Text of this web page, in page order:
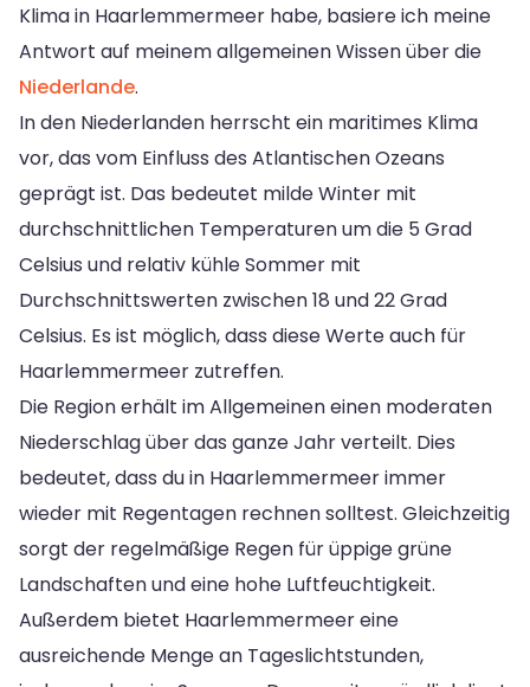
Klima in Haarlemmermeer habe, basiere ich meine
Antwort auf meinem allgemeinen Wissen über die
Niederlande.
In den Niederlanden herrscht ein maritimes Klima
vor, das vom Einfluss des Atlantischen Ozeans
geprägt ist. Das bedeutet milde Winter mit
durchschnittlichen Temperaturen um die 5 Grad
Celsius und relativ kühle Sommer mit
Durchschnittswerten zwischen 18 und 22 Grad
Celsius. Es ist möglich, dass diese Werte auch für
Haarlemmermeer zutreffen.
Die Region erhält im Allgemeinen einen moderaten
Niederschlag über das ganze Jahr verteilt. Dies
bedeutet, dass du in Haarlemmermeer immer
wieder mit Regentagen rechnen solltest. Gleichzeitig
sorgt der regelmäßige Regen für üppige grüne
Landschaften und eine hohe Luftfeuchtigkeit.
Außerdem bietet Haarlemmermeer eine
ausreichende Menge an Tageslichtstunden,